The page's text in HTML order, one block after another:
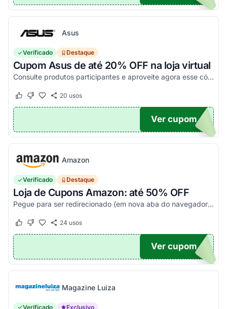
Asus
Verificado Destaque
Cupom Asus de até 20% OFF na loja virtual
Consulte produtos participantes e aproveite agora esse código promocional!
Este cupom funcionou
Este cupom não funcionou
20 usos
20
Ver cupom
Amazon
Verificado Destaque
Loja de Cupons Amazon: até 50% OFF
Pegue para ser redirecionado (em nova aba do navegador) e acesse todos os cupons disponíveis da Amazon Brasil. Aproveite para economizar nesse link. Corra e garanta já o seu descon...
Este cupom funcionou
Este cupom não funcionou
24 usos
TICO
Ver cupom
Magazine Luiza
Verificado Exclusivo